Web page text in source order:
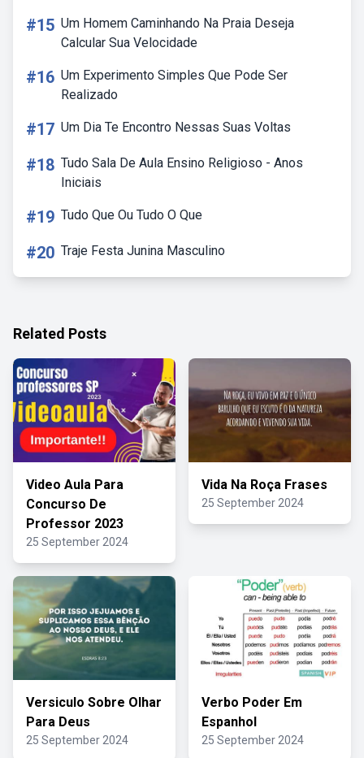
#15 Um Homem Caminhando Na Praia Deseja
Calcular Sua Velocidade
#16 Um Experimento Simples Que Pode Ser
Realizado
#17 Um Dia Te Encontro Nessas Suas Voltas
#18 Tudo Sala De Aula Ensino Religioso - Anos
Iniciais
#19 Tudo Que Ou Tudo O Que
#20 Traje Festa Junina Masculino
Related Posts
Video Aula Para
Concurso De
Professor 2023
25 September 2024
Vida Na Roça Frases
25 September 2024
Versiculo Sobre Olhar
Para Deus
25 September 2024
Verbo Poder Em
Espanhol
25 September 2024